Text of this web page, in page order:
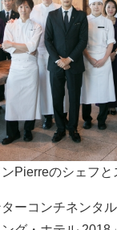
Pierreのシェフと
ーコンチネンタ